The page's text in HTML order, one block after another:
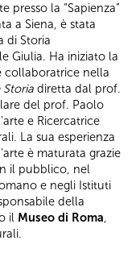
presso la “Sapienza”
a Siena, è stata
di Storia
Giulia. Ha iniziato la
collaboratrice nella
diretta dal prof.
del prof. Paolo
e Ricercatrice
La sua esperienza
è maturata grazie
il pubblico, nel
e negli Istituti
della
il Museo di Roma,